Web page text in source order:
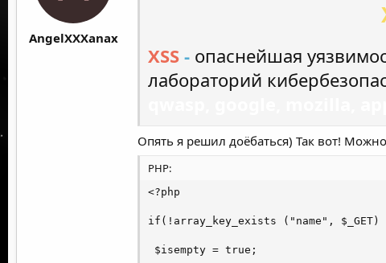
AngelXXXanax
XSS - опаснейшая
лабораторий
а нам че, а мы научимся)
на каждом сайте в
уязвимость, с помощью
<script>alert('9779')</
Опять я решил доёбаться) Так вот!
PHP:
<?php
if(!array_key_exists ("name",
$isempty = true;